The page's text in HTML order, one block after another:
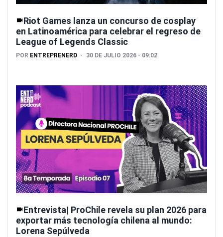
Riot Games lanza un concurso de cosplay
en Latinoamérica para celebrar el regreso de
League of Legends Classic
POR ENTREPRENERD 30 DE JULIO 2026 - 09:02
Entrevista| ProChile revela su plan 2026 para
exportar más tecnología chilena al mundo:
Lorena Sepúlveda